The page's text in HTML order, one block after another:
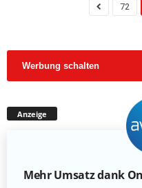
72
Werbung schalten
Anzeige
Mehr Umsatz dank